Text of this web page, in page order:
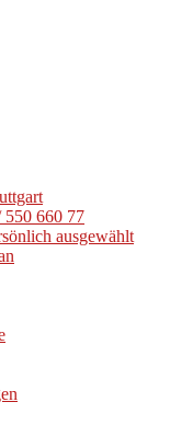
550 660 77
ausgewählt